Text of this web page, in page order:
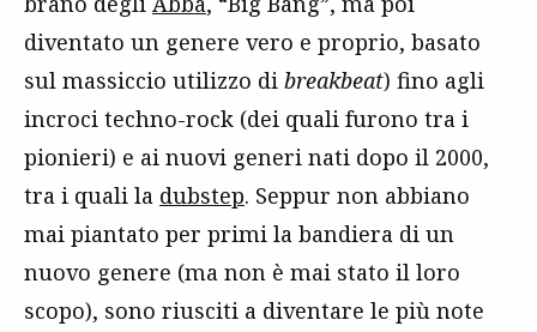
diventato un genere vero e proprio, basato
sul massiccio utilizzo di breakbeat) fino agli
incroci techno-rock (dei quali furono tra i
pionieri) e ai nuovi generi nati dopo il 2000,
tra i quali la dubstep. Seppur non abbiano
mai piantato per primi la bandiera di un
nuovo genere (ma non è mai stato il loro
scopo), sono riusciti a diventare le più note